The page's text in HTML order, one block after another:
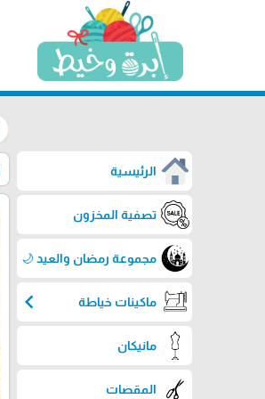
الرئيسية
تصفية المخزون
مجموعة رمضان والعيد 🌙
ماكينات خياطة chevron_left
مانيكان
المقصات